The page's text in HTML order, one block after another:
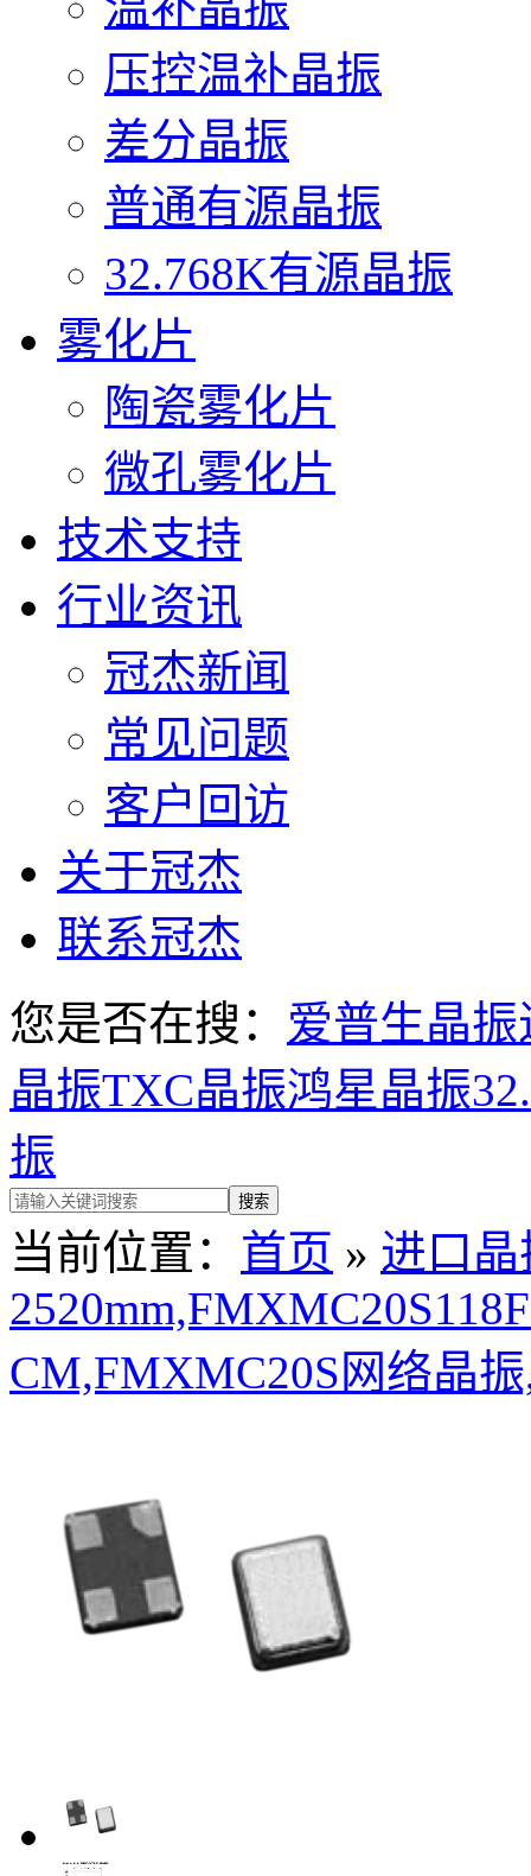
压控温补晶振
差分晶振
普通有源晶振
32.768K有源晶振
雾化片
陶瓷雾化片
微孔雾化片
技术支持
行业资讯
冠杰新闻
常见问题
客户回访
关于冠杰
联系冠杰
您是否在搜： 爱普生晶振
晶振TXC晶振鸿星晶振
振
当前位置： 首页 » 进口晶
CM,FMXMC20S网络晶